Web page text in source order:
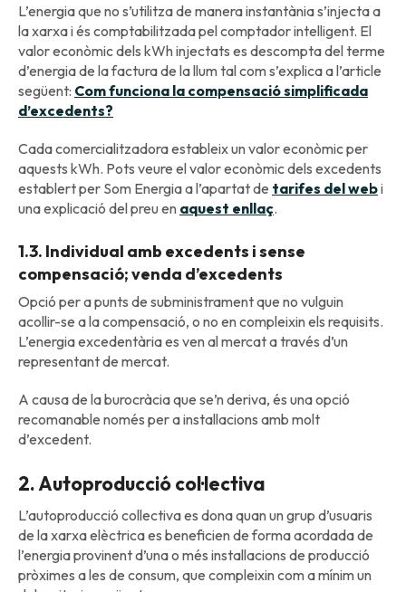
L’energia que no s’utilitza de manera instantània s’injecta a
la xarxa i és comptabilitzada pel comptador intelligent. El
valor econòmic dels kWh injectats es descompta del terme
d’energia de la factura de la llum tal com s’explica a l’article
següent: Com funciona la compensació simplificada
d’excedents?
Cada comercialitzadora estableix un valor econòmic per
aquests kWh. Pots veure el valor econòmic dels excedents
establert per Som Energia a l’apartat de tarifes del webi
una explicació del preu en aquest enllaç.
1.3. Individual amb excedents i sense
compensació; venda d’excedents
Opció per a punts de subministrament que no vulguin
acollir-se a la compensació, o no en compleixin els requisits.
L’energia excedentària es ven al mercat a través d’un
representant de mercat.
A causa de la burocràcia que se’n deriva, és una opció
recomanable només per a installacions amb molt
d’excedent.
2. Autoproducció col·lectiva
L’autoproducció collectiva es dona quan un grup d’usuaris
de la xarxa elèctrica es beneficien de forma acordada de
l’energia provinent d’una o més installacions de producció
pròximes a les de consum, que compleixin com a mínim un